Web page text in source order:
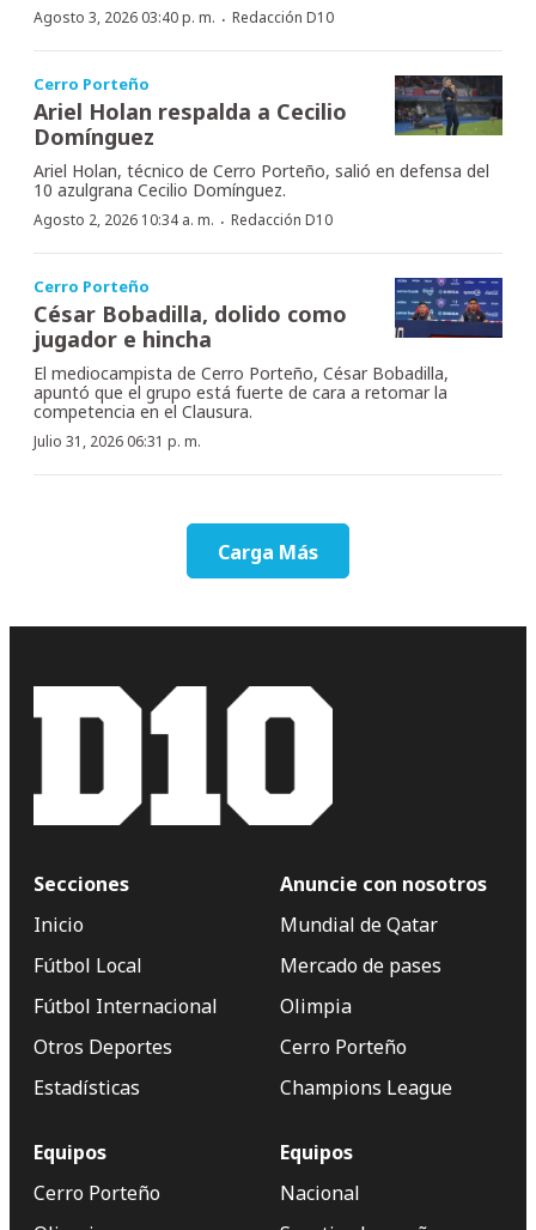
Agosto 3, 2026 03:40 p. m. · Redacción D10
Cerro Porteño
Ariel Holan respalda a Cecilio
Domínguez
Ariel Holan, técnico de Cerro Porteño, salió en defensa del
10 azulgrana Cecilio Domínguez.
Agosto 2, 2026 10:34 a. m. · Redacción D10
Cerro Porteño
César Bobadilla, dolido como
jugador e hincha
El mediocampista de Cerro Porteño, César Bobadilla,
apuntó que el grupo está fuerte de cara a retomar la
competencia en el Clausura.
Julio 31, 2026 06:31 p. m.
Carga Más
Secciones
Inicio
Fútbol Local
Fútbol Internacional
Otros Deportes
Estadísticas
Anuncie con nosotros
Mundial de Qatar
Mercado de pases
Olimpia
Cerro Porteño
Champions League
Equipos
Cerro Porteño
Equipos
Nacional